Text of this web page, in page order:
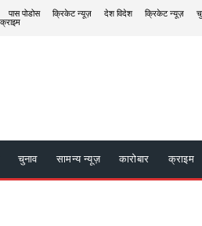
पास पोडोस क्रिकेट न्यूज़ देश विदेश क्रिकेट न्यूज़
क्राइम
चुनाव सामन्य न्यूज़ कारोबार क्राइम